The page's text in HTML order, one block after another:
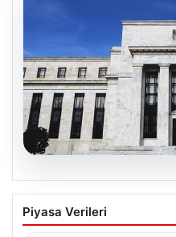
Fed faizi sabit tuttu
Piyasa Verileri